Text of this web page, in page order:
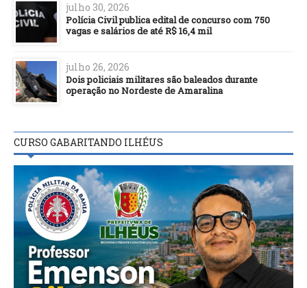
julho 30, 2026
Polícia Civil publica edital de concurso com 750
vagas e salários de até R$ 16,4 mil
julho 26, 2026
Dois policiais militares são baleados durante
operação no Nordeste de Amaralina
CURSO GABARITANDO ILHÉUS